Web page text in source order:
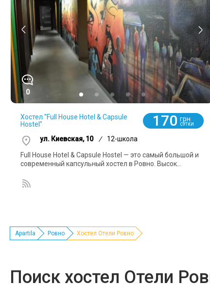
0
Хостел "Full House Hotel & Capsule
Hostel"
170 грн
СУТКИ
ул. Киевская, 10 / 12-школа
Full House Hotel & Capsule Hostel — это самый большой и
современный капсульный хостел в Ровно. Высок...
Apartila Ровно Хостел Отели Ровно
Поиск хостел Отели